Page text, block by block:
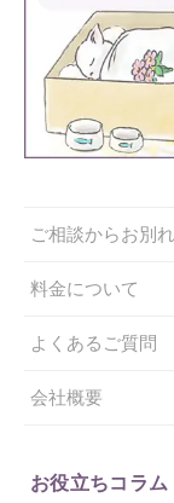
ご相談からお別
料金について
よくあるご質問
会社概要
お役立ちコラム